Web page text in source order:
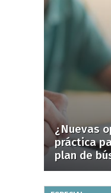
¿Nuevas
práctica
plan de